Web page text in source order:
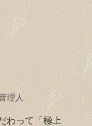
理人
わって「極上